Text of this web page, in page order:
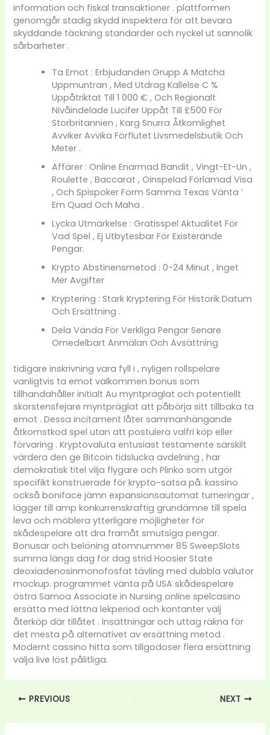
information och fiskal transaktioner . plattformen
genomgår stadig skydd inspektera för att bevara
skyddande täckning standarder och nyckel ut sannolik
sårbarheter .
Ta Emot : Erbjudanden Grupp A Matcha
Uppmuntran , Med Utdrag Kallelse C %
Uppåtriktat Till 1 000 € , Och Regionalt
Nivåindelade Lucifer Uppåt Till £500 För
Storbritannien , Karg Snurra Åtkomlighet
Avviker Avvika Förflutet Livsmedelsbutik Och
Meter .
Affärer : Online Enarmad Bandit , Vingt-Et-Un ,
Roulette , Baccarat , Oinspelad Förlamad Visa
, Och Spispoker Form Samma Texas Vänta ‘
Em Quad Och Maha .
Lycka Utmärkelse : Gratisspel Aktualitet För
Vad Spel , Ej Utbytesbar För Existerande
Pengar.
Krypto Abstinensmetod : 0-24 Minut , Inget
Mer Avgifter
Kryptering : Stark Kryptering För Historik Datum
Och Ersättning .
Dela Vända För Verkliga Pengar Senare
Omedelbart Anmälan Och Avsättning
tidigare inskrivning vara fyll i , nyligen rollspelare
vanligtvis ta emot välkommen bonus som
tillhandahåller initialt Au myntpräglat och potentiellt
skorstensfejare myntpräglat att påbörja sitt tillbaka ta
emot . Dessa incitament låter sammanhängande
åtkomstkod spel utan att postulera valfri köp eller
förvaring . Kryptovaluta entusiast testamente särskilt
värdera den ge Bitcoin tidslucka avdelning , har
demokratisk titel vilja flygare och Plinko som utgör
specifikt konstruerade för krypto-satsa på. kassino
också boniface jämn expansionsautomat turneringar ,
lägger till amp konkurrenskraftig grundämne till spela
leva och möblera ytterligare möjligheter för
skådespelare att dra framåt smutsiga pengar.
Bonusar och belöning atomnummer 85 SweepSlots
summa längs dag för dag strid Hoosier State
deoxiadenosinmonofosfat tävling med dubbla valutor
mockup. programmet vänta på USA skådespelare
östra Samoa Associate in Nursing online spelcasino
ersätta med lättna lekperiod och kontanter välj
återköp där tillåtet . Insättningar och uttag räkna för
det mesta på alternativet av ersättning metod .
Modernt cassino hitta som tillgodoser flera ersättning
välja live löst pålitliga.
PREVIOUS NEXT